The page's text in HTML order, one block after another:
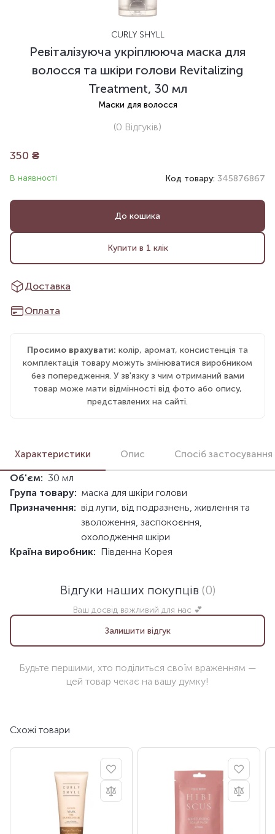
CURLY SHYLL
Ревіталізуюча укріплююча маска для
волосся та шкіри голови Revitalizing
Treatment, 30 мл
Маски для волосся
(0 Відгуків)
350 ₴
В наявності Код товару: 345876867
До кошика
Купити в 1 клік
Доставка
Оплата
Просимо врахувати: колір, аромат, консистенція та
комплектація товару можуть змінюватися виробником
без попередження. У зв'язку з чим отриманий вами
товар може мати відмінності від фото або опису,
представлених на сайті.
Характеристики Опис Спосіб застосування
Об'єм: 30 мл
Група товару: маска для шкіри голови
Призначення: від лупи, від подразнень, живлення та
зволоження, заспокоєння,
охолодження шкіри
Країна виробник: Південна Корея
Відгуки наших покупців (0)
Ваш досвід важливий для нас 💕
Залишити відгук
Будьте першими, хто поділиться своїм враженням —
цей товар чекає на вашу думку!
Схожі товари